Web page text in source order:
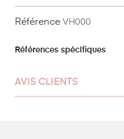
Référence VH000
Références spécifiques
AVIS CLIENTS